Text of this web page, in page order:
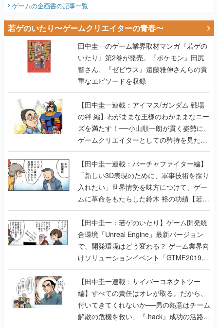
ゲームの企画書の記事一覧
若ゲのいたり〜ゲームクリエイターの青春〜
田中圭一のゲーム業界取材マンガ『若ゲの
いたり』第2巻が発売。『ポケモン』田尻
智さん、『ゼビウス』遠藤雅伸さんらの貴
重なエピソードを収録
【田中圭一連載：アイマス/ガンダム 戦場
の絆 編】わがままな王様のわがままなニー
ズを満たす！──小山順一朗が貫く姿勢に、
ゲームクリエイターとしての矜持を見た
【若ゲのいたり最終回】
【田中圭一連載：バーチャファイター編】
「新しい3D表現のために、軍事技術を採り
入れたい」世界情勢を味方につけて、ゲー
ムに革命をもたらした鈴木 裕の功績【若ゲ
のいたり】
【田中圭一：若ゲのいたり】ゲーム開発統
合環境「Unreal Engine」最新バージョン
で、開発環境はどう変わる？ ゲーム業界向
けソリューションイベント「GTMF2019」
に行って、より理解を深めよう【PR】
【田中圭一連載：サイバーコネクトツー
編】すべての責任はオレが取る。だから、
付いてきてくれないか──男の熱意はチーム
解散の危機を救い、『.hack』成功の活路を